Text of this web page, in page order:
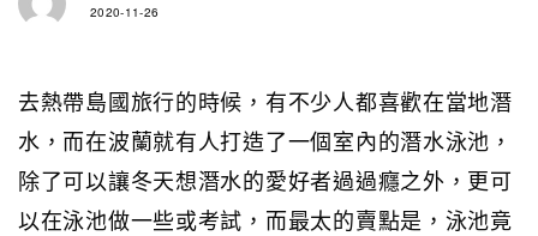
2020-11-26
去熱帶島國旅行的時候，有不少人都喜歡在當地潛
水，而在波蘭就有人打造了一個室內的潛水泳池，
除了可以讓冬天想潛水的愛好者過過癮之外，更可
以在泳池做一些或考試，而最太的賣點是，泳池竟